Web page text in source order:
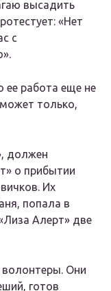
высадить
«Нет
с
ее работа еще не
только,
должен
о прибытии
Их
попала в
Алерт» две
волонтеры. Они
готов